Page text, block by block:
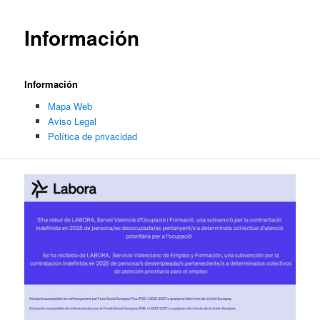
Información
Información
Mapa Web
Aviso Legal
Política de privacidad